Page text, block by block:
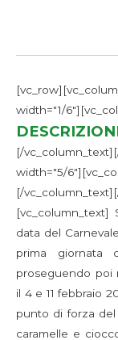
width="1/
[/
width="5/
[/
data del
prima giornata
proseguendo poi
il 4 e 11 febbraio
punto di forza
caramelle e